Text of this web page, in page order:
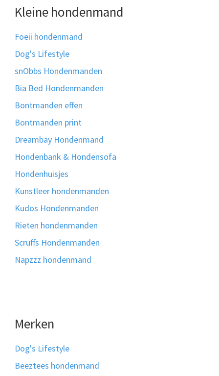
Kleine hondenmand
Foeii hondenmand
Dog's Lifestyle
snObbs Hondenmanden
Bia Bed Hondenmanden
Bontmanden effen
Bontmanden print
Dreambay Hondenmand
Hondenbank & Hondensofa
Hondenhuisjes
Kunstleer hondenmanden
Kudos Hondenmanden
Rieten hondenmanden
Scruffs Hondenmanden
Napzzz hondenmand
Merken
Dog's Lifestyle
Beeztees hondenmand